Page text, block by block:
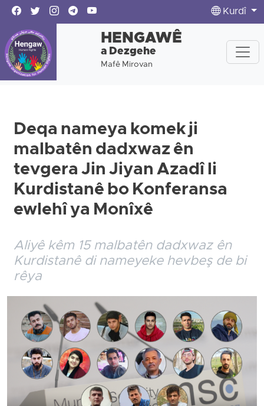
Kurdî
HENGAWÊ
a Dezgehe
Mafê Mirovan
Deqa nameya komek ji
malbatên dadxwaz ên
tevgera Jin Jiyan Azadî li
Kurdistanê bo Konferansa
ewlehî ya Monîxê
Aliyê kêm 15 malbatên dadxwaz ên
Kurdistanê di nameyeke hevbeş de bi
rêya